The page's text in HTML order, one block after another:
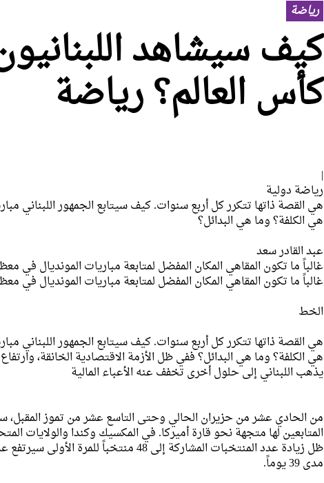
رياضة
كيف سيشاهد
كأس العالم؟ رياضة
|
رياضة دولية
هي القصة ذاتها تتكرر كل أربع سنوات. كيف سيتابع الجمهور اللبناني
هي الكلفة؟ وما هي البدائل؟
عبد القادر سعد
غالباً ما تكون المقاهي المكان المفضل لمتابعة مباريات المونديال في
غالباً ما تكون المقاهي المكان المفضل لمتابعة مباريات المونديال في
الخط
هي القصة ذاتها تتكرر كل أربع سنوات. كيف سيتابع الجمهور اللبناني
هي الكلفة؟ وما هي البدائل؟ ففي ظل الأزمة الاقتصادية الخانقة،
يذهب اللبناني إلى حلول أخرى تخفف عنه الأعباء المالية
من الحادي عشر من حزيران الحالي وحتى التاسع عشر من تموز المقبل،
مدى 39 يوماً.